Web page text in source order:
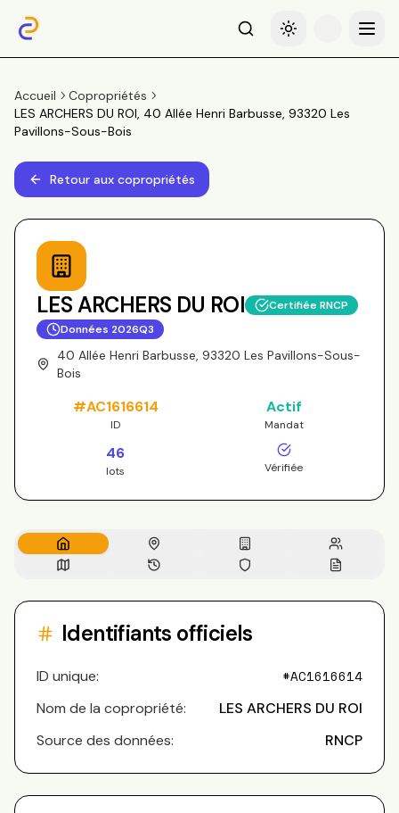
RechercheBasculer le thème
Menu
Accueil
Copropriétés
LES ARCHERS DU ROI, 40 Allée Henri Barbusse, 93320 Les
Pavillons-Sous-Bois
Retour aux copropriétés
LES ARCHERS DU ROI
Certifiée RNCP
Données 2026Q3
40 Allée Henri Barbusse, 93320 Les Pavillons-Sous-
Bois
#AC1616614
ID
Actif
Mandat
46
lots Vérifiée
Identifiants officiels
ID unique: #AC1616614
Nom de la copropriété:
LES ARCHERS DU ROI
Source des données:
RNCP